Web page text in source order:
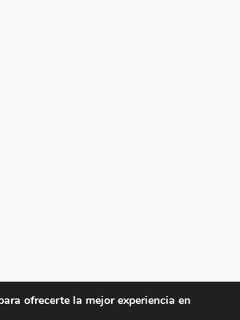
ofrecerte la mejor experiencia en